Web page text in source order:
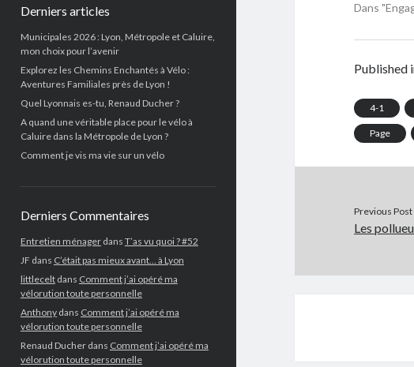
Derniers articles
Municipales 2026 : Lyon, Métropole et Caluire,
mon choix pour l’avenir
Explorez les Chemins Enchantés à Vélo :
Aventures Familiales près de Lyon !
Quel Lyonnais es-tu, Renaud Ducher ?
A quand une véritable place pour le vélo à
Caluire dans la Métropole de Lyon ?
Comment je vis ma vie sur un vélo
Derniers Commentaires
Entretien ménagerdans T’as vu quoi ? #52
JF dans C’était pas mieux avant… à Lyon
littleceltdans Comment j’ai opéré ma
vélorution toute personnelle
Anthonydans Comment j’ai opéré ma
vélorution toute personnelle
Renaud Ducherdans Comment j’ai opéré ma
vélorution toute personnelle
Dans
Published
4-1
Page
Previous Post
Les